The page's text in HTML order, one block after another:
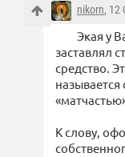
nikorn, 12
Экая у
заставлял
средство.
К слову,